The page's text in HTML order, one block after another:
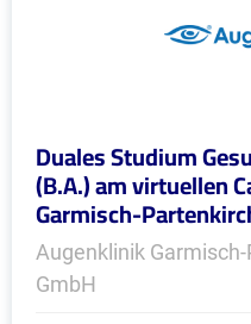
Duales Studium
(B.A.) am virtuellen
Garmisch-
Augenklinik
GmbH